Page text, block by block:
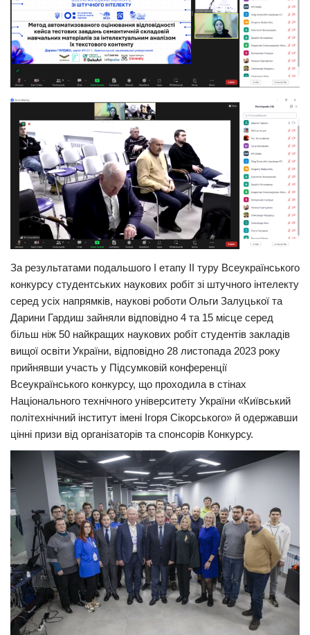
За результатами подальшого I етапу II туру Всеукраїнського
конкурсу студентських наукових робіт зі штучного інтелекту
серед усіх напрямків, наукові роботи Ольги Залуцької та
Дарини Гардиш зайняли відповідно 4 та 15 місце серед
більш ніж 50 найкращих наукових робіт студентів закладів
вищої освіти України, відповідно 28 листопада 2023 року
прийнявши участь у Підсумковій конференції
Всеукраїнського конкурсу, що проходила в стінах
Національного технічного університету України «Київський
політехнічний інститут імені Ігоря Сікорського» й одержавши
цінні призи від організаторів та спонсорів Конкурсу.